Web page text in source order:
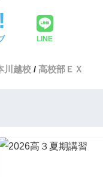
LINE
川越校 高校部ＥＸ